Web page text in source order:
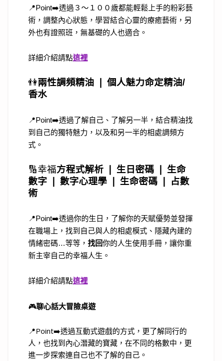
📍Point➡️透過３～１００歲都能輕鬆上手的粉彩藝
術，調整內心狀態，學習結合心靈的療癒藝術，另
外也有證照班，無基礎的人也適合。
詳細介紹請點這裡
👫兩性調頻精油 ❘ 個人魅力命定精油/
香水
📍Point➡️透過了解自己、了解另一半，結合精油找
到自己的獨特魅力，以及和另一半的相處調頻方
式。
🔢幸福方程式解析 ❘ 生日密碼 ❘ 生命
數字 ❘ 數字心理學 ❘ 生命密碼 ❘ 占數
術
📍Point➡️透過你的生日，了解你的天賦優勢並發揮
在職場上，找到自己與人的相處模式、隱藏內建的
情緒密碼…等等， 找回你的人生使用手冊，讓你重
新主宰自己的幸福人生。
詳細介紹請點這裡
🎮聊心話大冒險桌遊
📍Point➡️透過互動式遊戲的方式，更了解同行的
人，也找到內心潛藏的寶藏，在不同的格數中，更
進一步探索連自己也不了解的自己。